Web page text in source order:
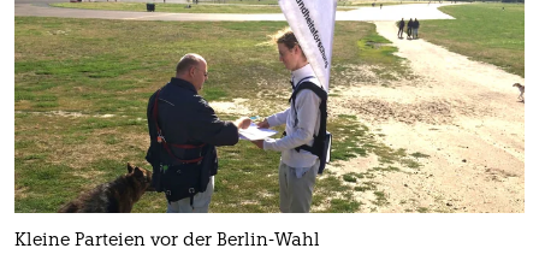
Kleine Parteien vor der Berlin-Wahl